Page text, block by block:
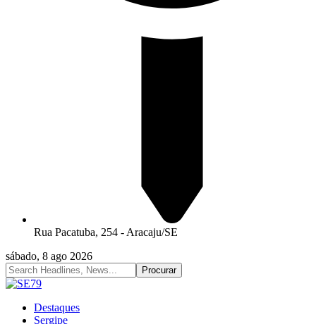
Rua Pacatuba, 254 - Aracaju/SE
sábado, 8 ago 2026
Destaques
Sergipe